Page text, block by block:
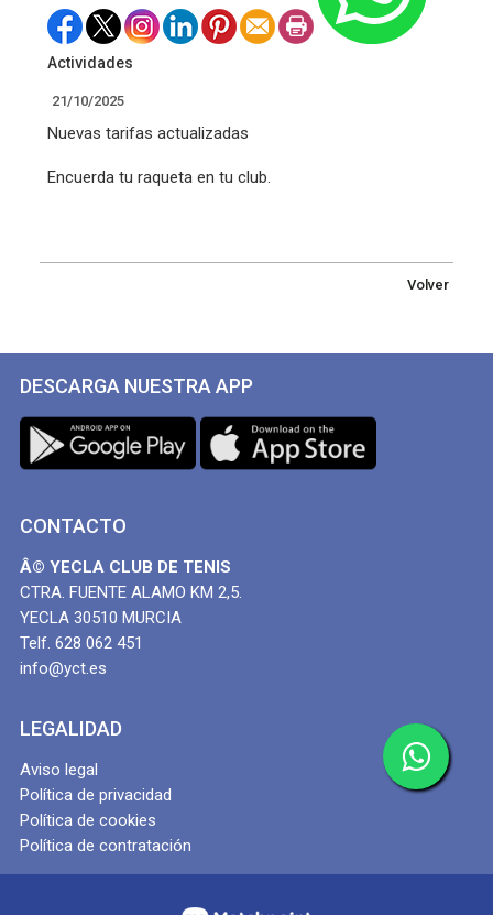
Actividades
21/10/2025
Nuevas tarifas actualizadas
Encuerda tu raqueta en tu club.
Volver
DESCARGA NUESTRA APP
CONTACTO
Â© YECLA CLUB DE TENIS
CTRA. FUENTE ALAMO KM 2,5.
YECLA 30510 MURCIA
Telf. 628 062 451
info@yct.es
LEGALIDAD
Aviso legal
Política de privacidad
Política de cookies
Política de contratación